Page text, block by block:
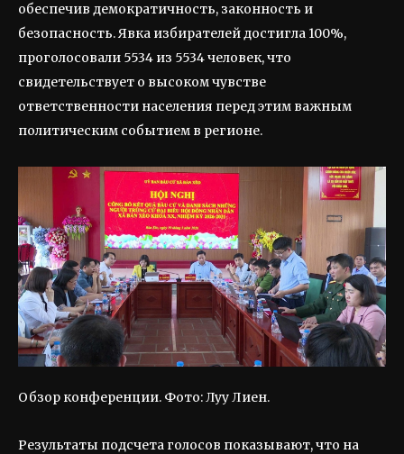
обеспечив демократичность, законность и
безопасность. Явка избирателей достигла 100%,
проголосовали 5534 из 5534 человек, что
свидетельствует о высоком чувстве
ответственности населения перед этим важным
политическим событием в регионе.
Обзор конференции. Фото: Луу Лиен.
Результаты подсчета голосов показывают, что на